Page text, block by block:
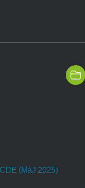
(MàJ 2025)